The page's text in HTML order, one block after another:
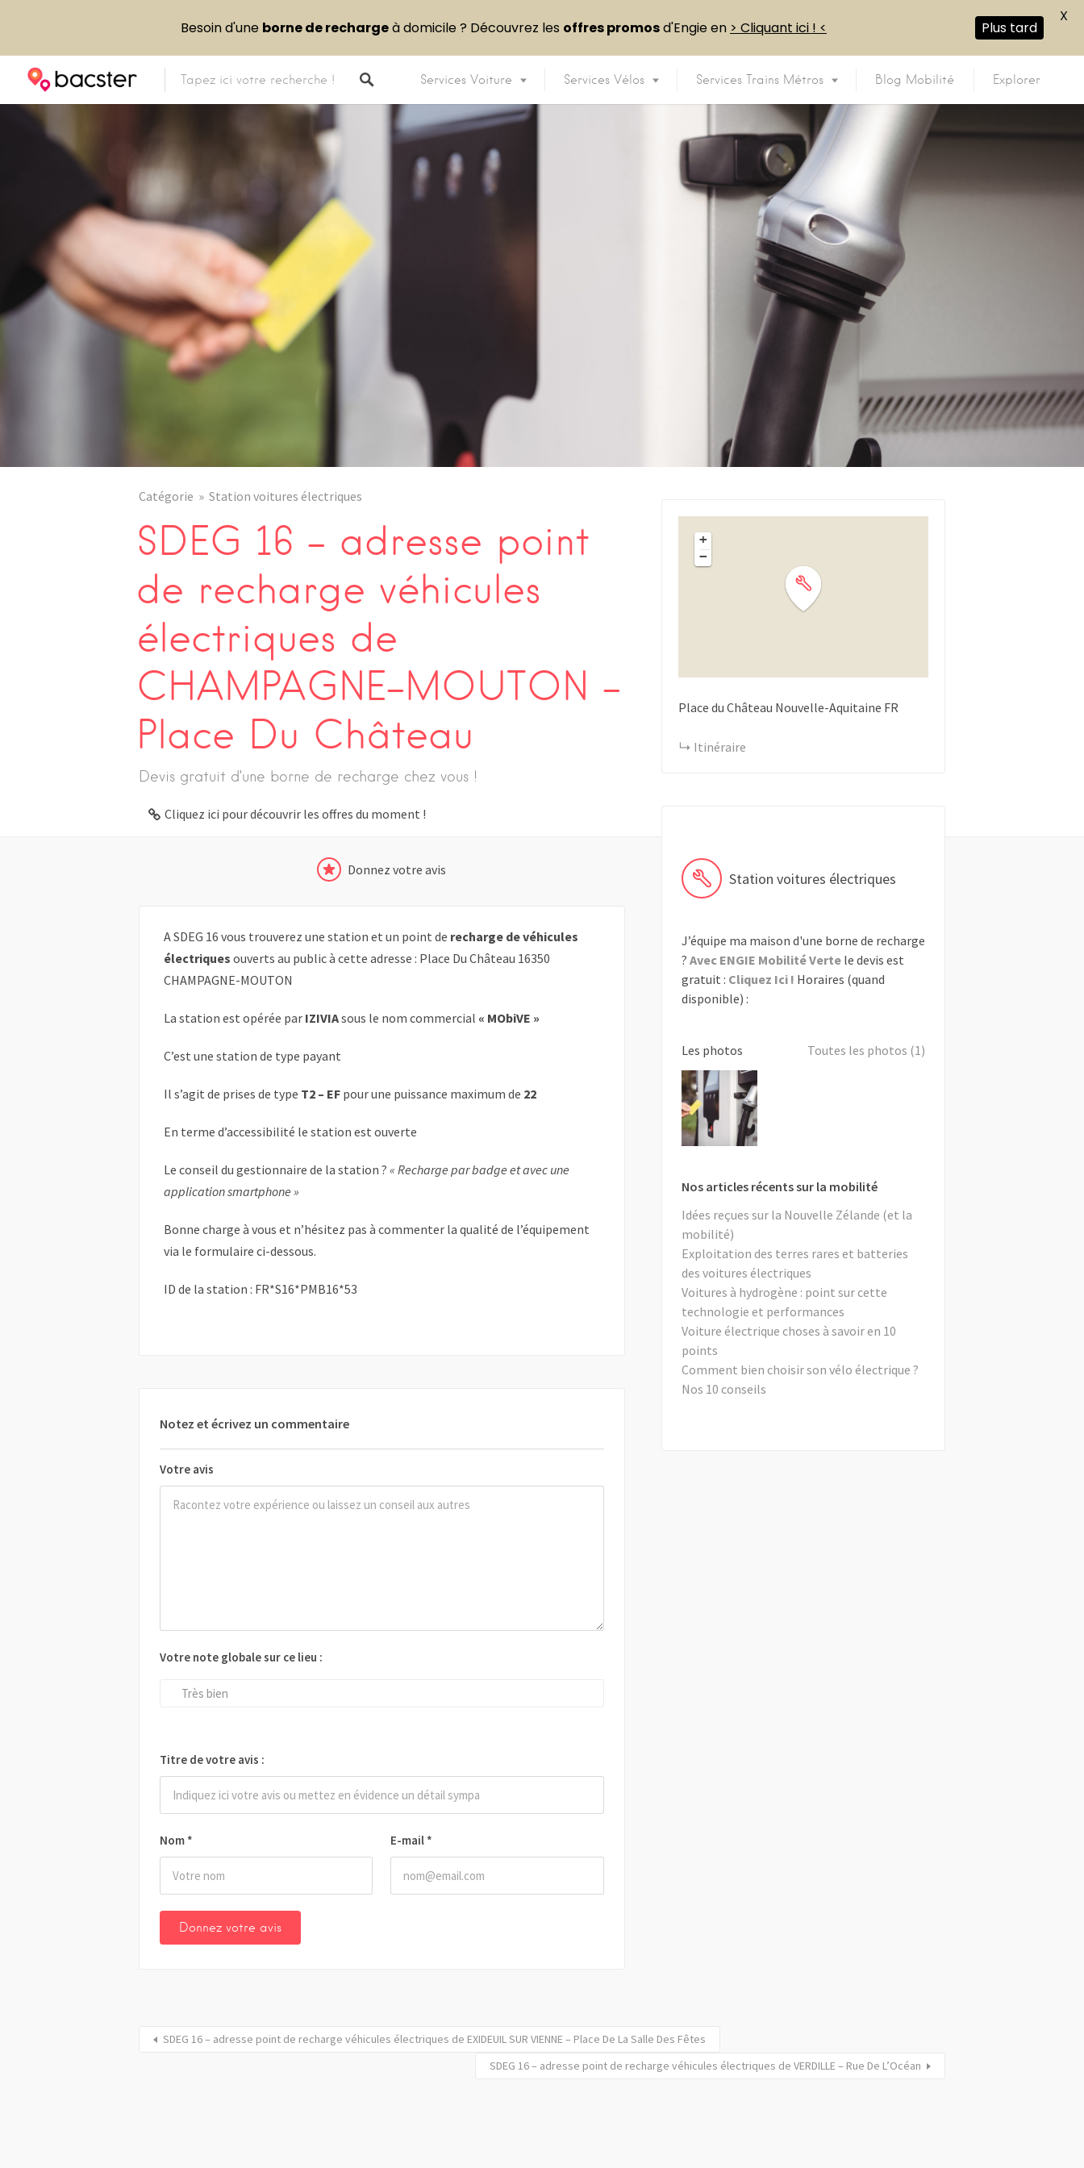
Services Voiture Services Vélos Services Trains Métros Blog Mobilité Explorer
Catégorie Station voitures électriques
SDEG 16 – adresse point
de recharge véhicules
électriques de
CHAMPAGNE-MOUTON –
Place Du Château
Devis gratuit d’une borne de recharge chez vous !
Cliquez ici pour découvrir les offres du moment !
Donnez votre avis
A SDEG 16 vous trouverez une station et un point de recharge de véhicules
électriques ouverts au public à cette adresse : Place Du Château 16350
CHAMPAGNE-MOUTON
La station est opérée par IZIVIAsous le nom commercial « MObiVE »
C’est une station de type payant
Il s’agit de prises de type T2 – EF pour une puissance maximum de 22
En terme d’accessibilité le station est ouverte
Le conseil du gestionnaire de la station ? « Recharge par badge et avec une
application smartphone »
Bonne charge à vous et n’hésitez pas à commenter la qualité de l’équipement
via le formulaire ci-dessous.
ID de la station : FR*S16*PMB16*53
Notez et écrivez un commentaire
Votre avis
Nom * E-mail *
Votre note globale sur ce lieu :
Très bien
Titre de votre avis :
+
−
Place du Château Nouvelle-Aquitaine FR
Itinéraire
Station voitures électriques
J’équipe ma maison d'une borne de recharge
? Avec ENGIE Mobilité Vertele devis est
gratuit : Cliquez Ici ! Horaires (quand
disponible) :
Les photos Toutes les photos (1)
Nos articles récents sur la mobilité
Idées reçues sur la Nouvelle Zélande (et la
mobilité)
Exploitation des terres rares et batteries
des voitures électriques
Voitures à hydrogène : point sur cette
technologie et performances
Voiture électrique choses à savoir en 10
points
Comment bien choisir son vélo électrique ?
Nos 10 conseils
SDEG 16 – adresse point de recharge véhicules électriques de EXIDEUIL SUR VIENNE – Place De La Salle Des Fêtes
SDEG 16 – adresse point de recharge véhicules électriques de VERDILLE – Rue De L’Océan
Besoin d'une borne de rechargeà domicile ? Découvrez les offres promosd'Engie en > Cliquant ici ! < Plus tard
X